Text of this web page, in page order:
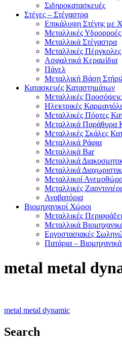
Σιδηροκατασκευές
Στέγες – Στέγαστρα
Επικάλυψη Στέγης με
Μεταλλικές Υδρορροές
Μεταλλικά Στέγαστρα
Μεταλλικές Πέργκολες
Ασφαλτικά Κεραμίδια
Πάνελ
Μεταλλική Βάση
Κατασκευές Καταστημάτων
Μεταλλικές
Ηλεκτρικές
Μεταλλικές Πόρτες
Μεταλλικά Παράθυρα
Μεταλλικές Σκάλες
Μεταλλικά Ράφια
Μεταλλικά Bar
Μεταλλικά
Μεταλλικά
Μεταλλικοί
Μεταλλικές
Αναβατόρια
Βιομηχανικοί Χώροι
Μεταλλικές
Μεταλλικά
Εργοστασιακές
Πατάρια –
metal metal
Πλοήγηση
άρθρων
metal metal dynamic
Search